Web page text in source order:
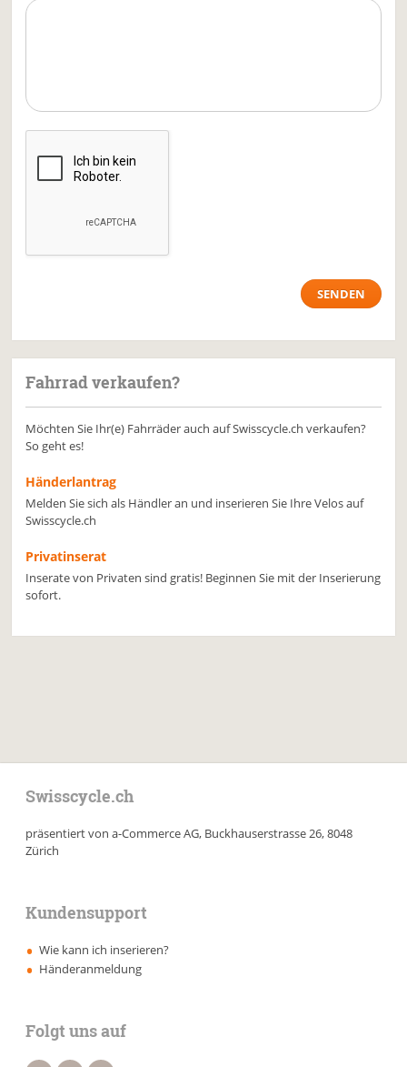
Fahrrad verkaufen?
Möchten Sie Ihr(e) Fahrräder auch auf Swisscycle.ch verkaufen?
So geht es!
Händerlantrag
Melden Sie sich als Händler an und inserieren Sie Ihre Velos auf
Swisscycle.ch
Privatinserat
Inserate von Privaten sind gratis! Beginnen Sie mit der Inserierung
sofort.
Swisscycle.ch
präsentiert von a-Commerce AG, Buckhauserstrasse 26, 8048
Zürich
Kundensupport
Wie kann ich inserieren?
Händeranmeldung
Folgt uns auf